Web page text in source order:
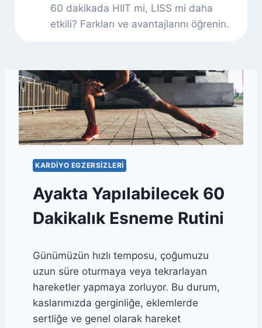
60 dakikada HIIT mi, LISS mi daha
etkili? Farkları ve avantajlarını öğrenin.
KARDIYO EGZERSIZLERI
Ayakta Yapılabilecek 60
Dakikalık Esneme Rutini
Günümüzün hızlı temposu, çoğumuzu
uzun süre oturmaya veya tekrarlayan
hareketler yapmaya zorluyor. Bu durum,
kaslarımızda gerginliğe, eklemlerde
sertliğe ve genel olarak hareket